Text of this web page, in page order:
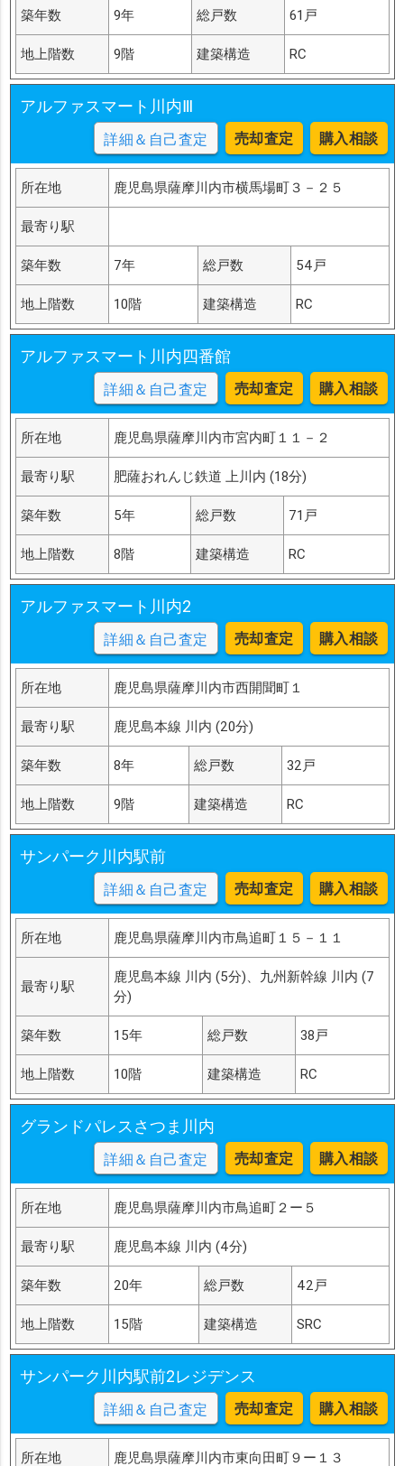
築年数 9年 総戸数 61戸
地上階数 9階 建築構造 RC
アルファスマート川内Ⅲ
詳細＆自己査定 売却査定 購入相談
所在地 鹿児島県薩摩川内市横馬場町３－２５
最寄り駅
築年数 7年 総戸数 54戸
地上階数 10階 建築構造 RC
アルファスマート川内四番館
詳細＆自己査定 売却査定 購入相談
所在地 鹿児島県薩摩川内市宮内町１１－２
最寄り駅 肥薩おれんじ鉄道 上川内 (18分)
築年数 5年 総戸数 71戸
地上階数 8階 建築構造 RC
アルファスマート川内2
詳細＆自己査定 売却査定 購入相談
所在地 鹿児島県薩摩川内市西開聞町１
最寄り駅 鹿児島本線 川内 (20分)
築年数 8年 総戸数 32戸
地上階数 9階 建築構造 RC
サンパーク川内駅前
詳細＆自己査定 売却査定 購入相談
所在地 鹿児島県薩摩川内市鳥追町１５－１１
最寄り駅
鹿児島本線 川内 (5分)、九州新幹線 川内 (7
分)
築年数 15年 総戸数 38戸
地上階数 10階 建築構造 RC
グランドパレスさつま川内
詳細＆自己査定 売却査定 購入相談
所在地 鹿児島県薩摩川内市鳥追町２ー５
最寄り駅 鹿児島本線 川内 (4分)
築年数 20年 総戸数 42戸
地上階数 15階 建築構造 SRC
サンパーク川内駅前2レジデンス
詳細＆自己査定 売却査定 購入相談
所在地 鹿児島県薩摩川内市東向田町９ー１３